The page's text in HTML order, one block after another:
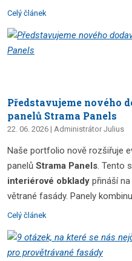
Celý článek
Představujeme nového
panelů Strama Panels
22. 06. 2026 Administrátor Julius
Naše portfolio nově rozšiřuje
panelů Strama Panels. Tento
interiérové obklady přináší
větrané fasády. Panely
Celý článek